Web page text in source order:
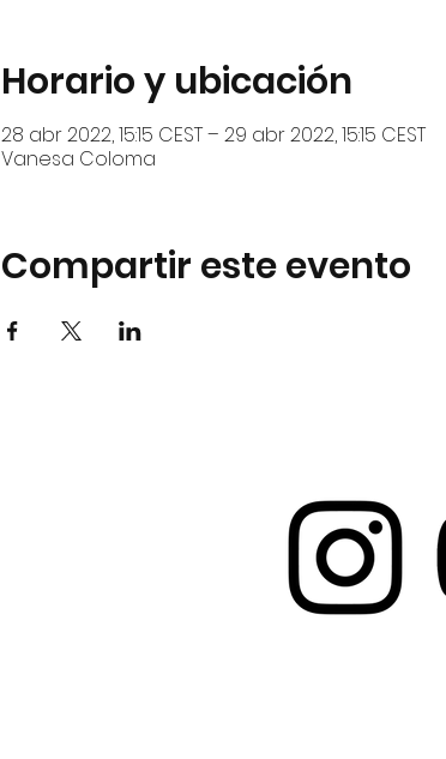
Horario y ubicación
28 abr 2022, 15:15 CEST – 29 abr 2022, 15:15 CEST
Vanesa Coloma
Compartir este evento